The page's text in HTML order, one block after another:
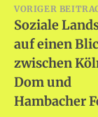
VORIGER
Soziale
auf einen
zwischen
Dom und
Hambacher